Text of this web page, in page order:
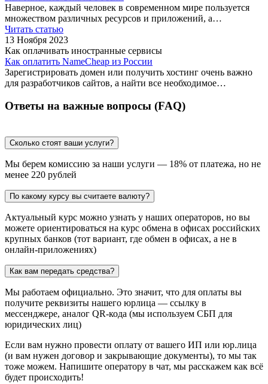
Наверное, каждый человек в современном мире пользуется
множеством различных ресурсов и приложений, а…
Читать статью
13 Ноября 2023
Как оплачивать иностранные сервисы
Как оплатить NameCheap из России
Зарегистрировать домен или получить хостинг очень важно
для разработчиков сайтов, а найти все необходимое…
Ответы на важные вопросы (FAQ)
Сколько стоят ваши услуги?
Мы берем комиссию за наши услуги — 18% от платежа, но не
менее 220 рублей
По какому курсу вы считаете валюту?
Актуальный курс можно узнать у наших операторов, но вы
можете ориентироваться на курс обмена в офисах российских
крупных банков (тот вариант, где обмен в офисах, а не в
онлайн-приложениях)
Как вам передать средства?
Мы работаем официально. Это значит, что для оплаты вы
получите реквизиты нашего юрлица — ссылку в
мессенджере, аналог QR-кода (мы используем СБП для
юридических лиц)
Если вам нужно провести оплату от вашего ИП или юр.лица
(и вам нужен договор и закрывающие документы), то мы так
тоже можем. Напишите оператору в чат, мы расскажем как всё
будет происходить!